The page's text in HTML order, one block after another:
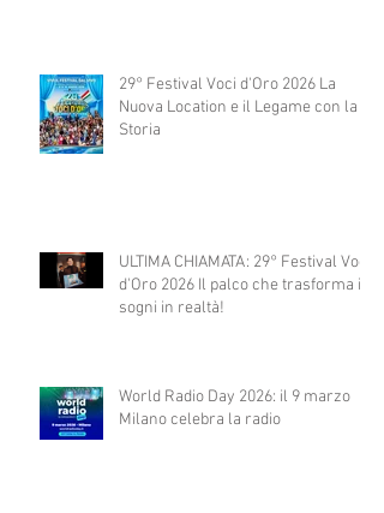
29° Festival Voci d'Oro 2026 La
Nuova Location e il Legame con la
Storia
ULTIMA CHIAMATA: 29° Festival Voci
d'Oro 2026 Il palco che trasforma i
sogni in realtà!
World Radio Day 2026: il 9 marzo
Milano celebra la radio